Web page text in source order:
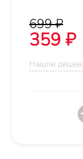
699 ₽
359 ₽
Нашли